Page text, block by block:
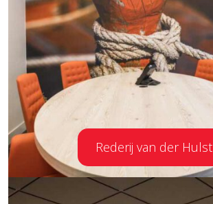
Rederij van der Hulst